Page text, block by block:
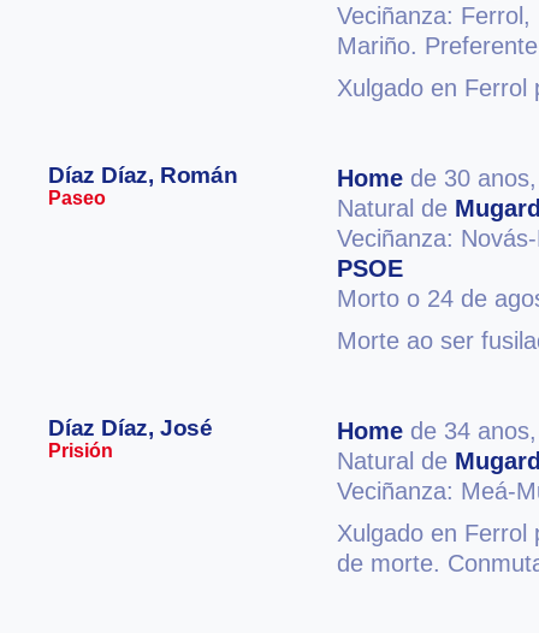
Veciñanza: Ferrol,
Mariño.
Xulgado en Ferrol
Díaz Díaz, Román
Paseo
Home de 30
Natural de
Veciñanza:
PSOE
Morto o 24 de
Morte ao ser
Díaz Díaz, José
Prisión
Home de 34
Natural de
Veciñanza: Meá-
Xulgado en Ferrol
de morte.